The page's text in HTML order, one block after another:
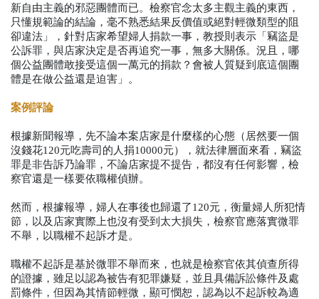
新自由主義的邪惡團體而已。檢察官念太多主觀主義的東西，
只懂規範論的結論，毫不熟悉結果反價值或絕對輕微類型的阻
卻違法」，針對店家希望婦人捐款一事，教授則表示「竊盜是
公訴罪，與店家決定是否再追究一事，無多大關係。況且，哪
個公益團體敢接受這個一萬元的捐款？會被人質疑到底這個團
體是在做公益還是迫害」。
案例評論
根據新聞報導，先不論本案店家是什麼樣的心態（居然要一個
沒錢花120元吃壽司的人捐10000元），就法律層面來看，竊盜
罪是非告訴乃論罪，不論店家提不提告，都沒有任何影響，檢
察官還是一樣要依職權偵辦。
然而，根據報導，婦人在事後也歸還了120元，衡量婦人所犯情
節，以及店家實際上也沒有受到太大損失，檢察官應落實微罪
不舉，以職權不起訴才是。
職權不起訴是基於微罪不舉而來，也就是檢察官依其偵查所得
的證據，雖足以認為被告有犯罪嫌疑，並且具備訴訟條件及處
罰條件，但因為其情節輕微，顯可憫恕，認為以不起訴較為適